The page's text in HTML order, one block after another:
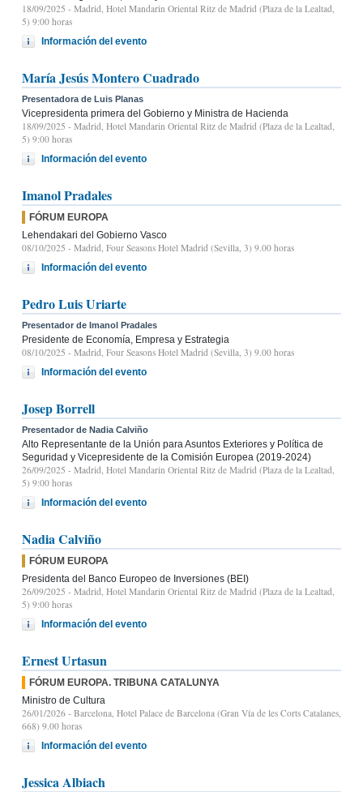
18/09/2025 - Madrid, Hotel Mandarin Oriental Ritz de Madrid (Plaza de la Lealtad,
5) 9:00 horas
Información del evento
María Jesús Montero Cuadrado
Presentadora de Luis Planas
Vicepresidenta primera del Gobierno y Ministra de Hacienda
18/09/2025 - Madrid, Hotel Mandarin Oriental Ritz de Madrid (Plaza de la Lealtad,
5) 9:00 horas
Información del evento
Imanol Pradales
FÓRUM EUROPA
Lehendakari del Gobierno Vasco
08/10/2025 - Madrid, Four Seasons Hotel Madrid (Sevilla, 3) 9.00 horas
Información del evento
Pedro Luis Uriarte
Presentador de Imanol Pradales
Presidente de Economía, Empresa y Estrategia
08/10/2025 - Madrid, Four Seasons Hotel Madrid (Sevilla, 3) 9.00 horas
Información del evento
Josep Borrell
Presentador de Nadia Calviño
Alto Representante de la Unión para Asuntos Exteriores y Política de
Seguridad y Vicepresidente de la Comisión Europea (2019-2024)
26/09/2025 - Madrid, Hotel Mandarin Oriental Ritz de Madrid (Plaza de la Lealtad,
5) 9:00 horas
Información del evento
Nadia Calviño
FÓRUM EUROPA
Presidenta del Banco Europeo de Inversiones (BEI)
26/09/2025 - Madrid, Hotel Mandarin Oriental Ritz de Madrid (Plaza de la Lealtad,
5) 9:00 horas
Información del evento
Ernest Urtasun
FÓRUM EUROPA. TRIBUNA CATALUNYA
Ministro de Cultura
26/01/2026 - Barcelona, Hotel Palace de Barcelona (Gran Vía de les Corts Catalanes,
668) 9.00 horas
Información del evento
Jessica Albiach